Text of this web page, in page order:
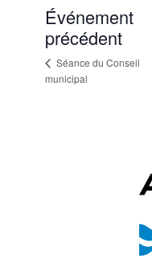
Événement
précédent
Séance du Conseil
municipal